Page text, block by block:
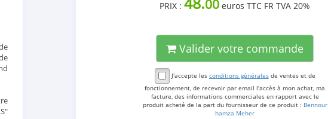
PRIX : 00 euros TTC FR TVA 20%
Valider votre commande
J'accepte les conditions généralesde ventes et de
fonctionnement, de recevoir par email l'accès à mon achat, ma
facture, des informations commerciales en rapport avec le
produit acheté de la part du fournisseur de ce produit : Bennour
hamza Meher